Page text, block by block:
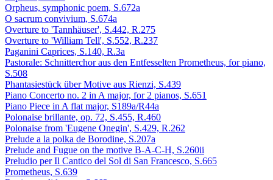
Orpheus, symphonic poem, S.672a
O sacrum convivium, S.674a
Overture to 'Tannhäuser', S.442, R.275
Overture to 'William Tell', S.552, R.237
Paganini Caprices, S.140, R.3a
Pastorale: Schnitterchor aus den Entfesselten Prometheus, for piano,
S.508
Phantasiestück über Motive aus Rienzi, S.439
Piano Concerto no. 2 in A major, for 2 pianos, S.651
Piano Piece in A flat major, S189a/R44a
Polonaise brillante, op. 72, S.455, R.460
Polonaise from 'Eugene Onegin', S.429, R.262
Prelude a la polka de Borodine, S.207a
Prelude and Fugue on the motive B-A-C-H, S.260ii
Preludio per Il Cantico del Sol di San Francesco, S.665
Prometheus, S.639